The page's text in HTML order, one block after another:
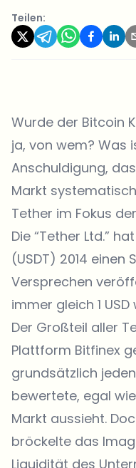
Teilen:
Wurde der Bitcoin
ja, von wem? Was
Anschuldigung,
Markt
Tether im Fokus
Die “Tether Ltd.”
(USDT) 2014
Versprechen
immer gleich 1
Der Großteil aller
Plattform Bitfinex
grundsätzlich
bewertete, egal
Markt aussieht.
bröckelte das
Liquidität des